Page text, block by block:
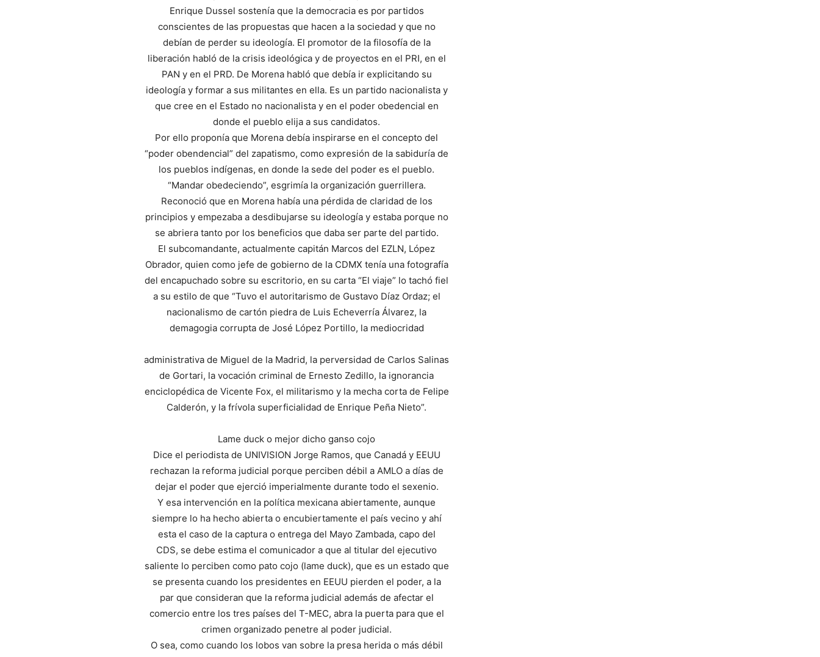
Enrique Dussel sostenía que la democracia es por partidos
conscientes de las propuestas que hacen a la sociedad y que no
debían de perder su ideología. El promotor de la filosofía de la
liberación habló de la crisis ideológica y de proyectos en el PRI, en el
PAN y en el PRD. De Morena habló que debía ir explicitando su
ideología y formar a sus militantes en ella. Es un partido nacionalista y
que cree en el Estado no nacionalista y en el poder obedencial en
donde el pueblo elija a sus candidatos.
Por ello proponía que Morena debía inspirarse en el concepto del
“poder obendencial” del zapatismo, como expresión de la sabiduría de
los pueblos indígenas, en donde la sede del poder es el pueblo.
“Mandar obedeciendo”, esgrimía la organización guerrillera.
Reconoció que en Morena había una pérdida de claridad de los
principios y empezaba a desdibujarse su ideología y estaba porque no
se abriera tanto por los beneficios que daba ser parte del partido.
El subcomandante, actualmente capitán Marcos del EZLN, López
Obrador, quien como jefe de gobierno de la CDMX tenía una fotografía
del encapuchado sobre su escritorio, en su carta “El viaje” lo tachó fiel
a su estilo de que “Tuvo el autoritarismo de Gustavo Díaz Ordaz; el
nacionalismo de cartón piedra de Luis Echeverría Álvarez, la
demagogia corrupta de José López Portillo, la mediocridad
administrativa de Miguel de la Madrid, la perversidad de Carlos Salinas
de Gortari, la vocación criminal de Ernesto Zedillo, la ignorancia
enciclopédica de Vicente Fox, el militarismo y la mecha corta de Felipe
Calderón, y la frívola superficialidad de Enrique Peña Nieto”.
Lame duck o mejor dicho ganso cojo
Dice el periodista de UNIVISION Jorge Ramos, que Canadá y EEUU
rechazan la reforma judicial porque perciben débil a AMLO a días de
dejar el poder que ejerció imperialmente durante todo el sexenio.
Y esa intervención en la política mexicana abiertamente, aunque
siempre lo ha hecho abierta o encubiertamente el país vecino y ahí
esta el caso de la captura o entrega del Mayo Zambada, capo del
CDS, se debe estima el comunicador a que al titular del ejecutivo
saliente lo perciben como pato cojo (lame duck), que es un estado que
se presenta cuando los presidentes en EEUU pierden el poder, a la
par que consideran que la reforma judicial además de afectar el
comercio entre los tres países del T-MEC, abra la puerta para que el
crimen organizado penetre al poder judicial.
O sea, como cuando los lobos van sobre la presa herida o más débil